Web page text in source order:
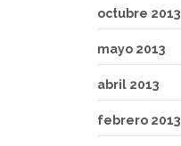
octubre 2013
mayo 2013
abril 2013
febrero 2013